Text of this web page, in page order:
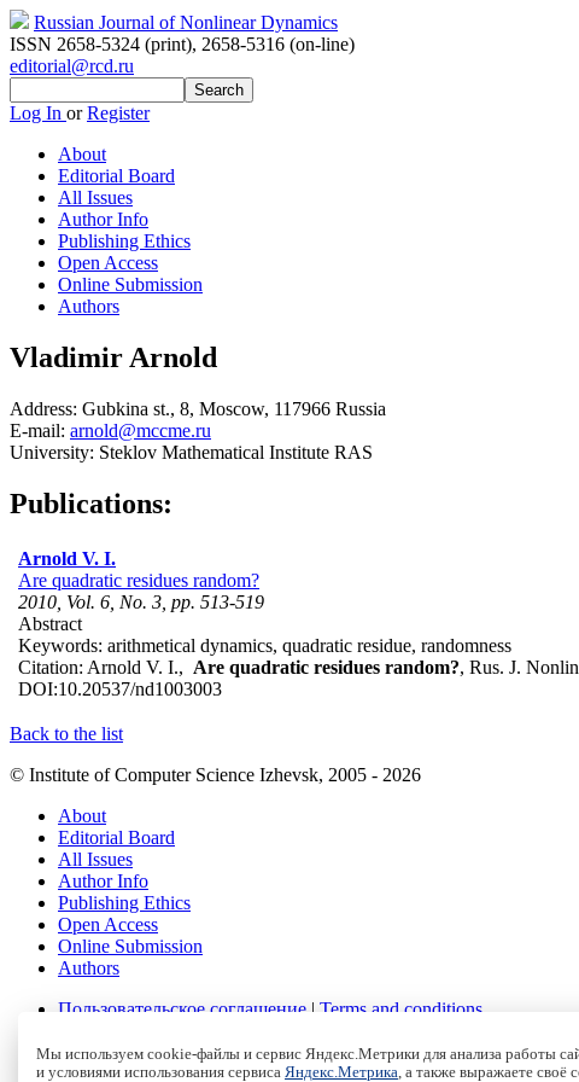
Russian Journal of Nonlinear Dynamics
ISSN 2658-5324 (print), 2658-5316 (on-line)
editorial@rcd.ru
Log In orRegister
About
Editorial Board
All Issues
Author Info
Publishing Ethics
Open Access
Online Submission
Authors
Vladimir Arnold
Address: Gubkina st., 8, Moscow, 117966 Russia
E-mail: arnold@mccme.ru
University: Steklov Mathematical Institute RAS
Publications:
Arnold V. I.
Are quadratic residues random?
2010, Vol. 6, No. 3, pp. 513-519
Abstract
Keywords: arithmetical dynamics, quadratic residue, randomness
Citation: Arnold V. I., Are quadratic residues random?, Rus. J.
DOI:10.20537/nd1003003
Back to the list
© Institute of Computer Science Izhevsk, 2005 - 2026
About
Editorial Board
All Issues
Author Info
Publishing Ethics
Open Access
Online Submission
Authors
Пользовательское соглашение | Terms and conditions
Политика Cookies|Cookies Policy
Мы используем cookie-файлы и сервис Яндекс.Метрики для анализа работы
и условиями использования сервиса Яндекс.Метрика , а также выражаете своё